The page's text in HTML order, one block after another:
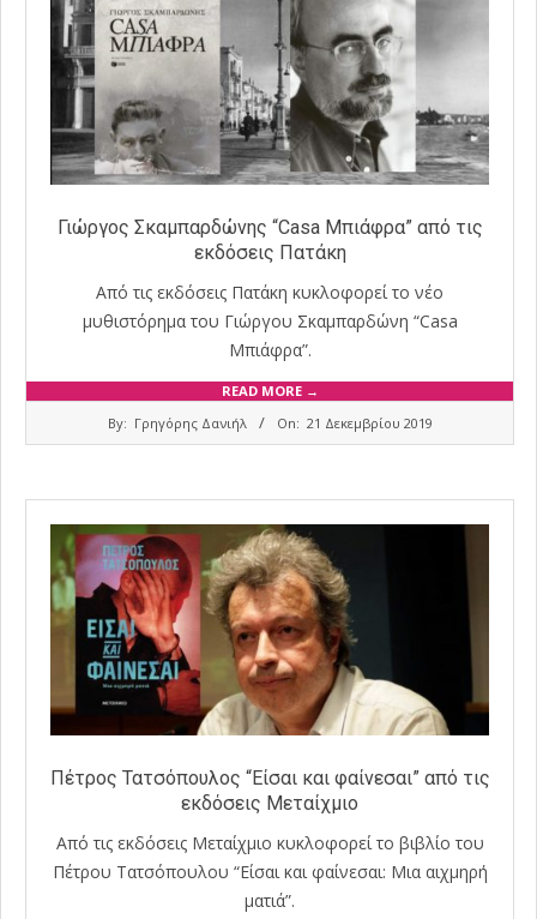
Γιώργος Σκαμπαρδώνης “Casa Μπιάφρα” από τις
εκδόσεις Πατάκη
Από τις εκδόσεις Πατάκη κυκλοφορεί το νέο
μυθιστόρημα του Γιώργου Σκαμπαρδώνη “Casa
Μπιάφρα”.
READ MORE →
By: Γρηγόρης Δανιήλ On: 21 Δεκεμβρίου 2019
Πέτρος Τατσόπουλος “Είσαι και φαίνεσαι” από τις
εκδόσεις Μεταίχμιο
Από τις εκδόσεις Μεταίχμιο κυκλοφορεί το βιβλίο του
Πέτρου Τατσόπουλου “Είσαι και φαίνεσαι: Μια αιχμηρή
ματιά”.